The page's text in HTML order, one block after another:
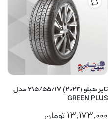
تایر هیلو (2024) 215/55/17 مدل
GREEN PLUS
۱۳,۱۷۳,۰۰۰تومان